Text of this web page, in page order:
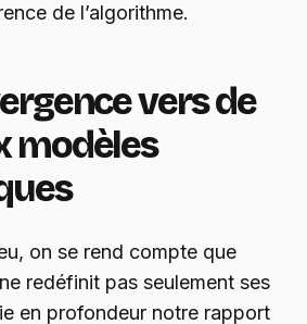
de l’algorithme.
vers de
modèles
on se rend compte que
redéfinit pas seulement ses
en profondeur notre rapport